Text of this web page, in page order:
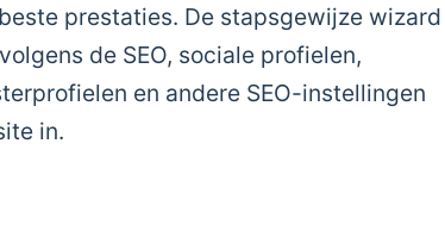
prestaties. De stapsgewijze wizard
de SEO, sociale profielen,
en andere SEO-instellingen
in.